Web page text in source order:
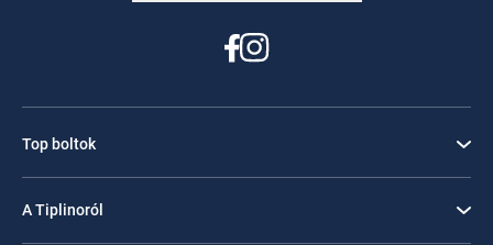
Top boltok
A Tiplinoról